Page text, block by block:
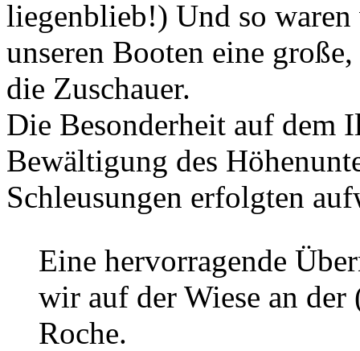
liegenblieb!) Und so
unseren Booten eine
die Zuschauer.
Die Besonderheit auf dem
Bewältigung des
Schleusungen erfolgten
Eine hervorragende
wir auf der Wiese an der
Roche.